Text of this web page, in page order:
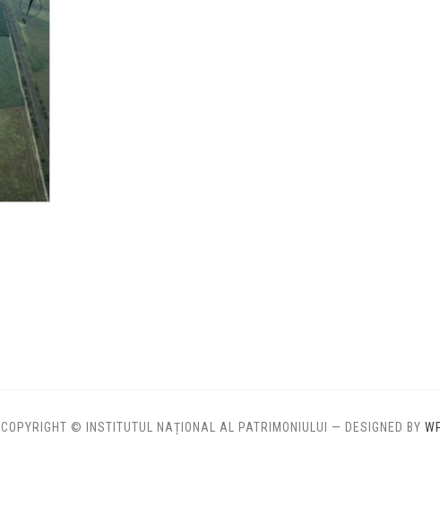
COPYRIGHT © INSTITUTUL NAȚIONAL AL PATRIMONIULUI — DESIGNED BY